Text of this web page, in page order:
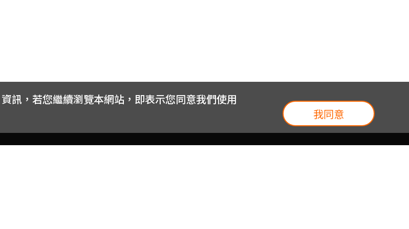
訊，若您繼續瀏覽本網站，即表示您同意我們使用
我同意